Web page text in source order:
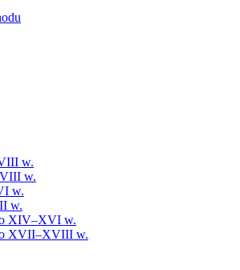
w.
w.
w.
w.
XIV–XVI w.
XVII–XVIII w.